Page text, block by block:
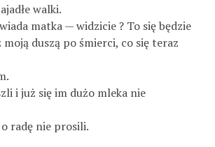
walki.
matka — widzicie ? To się będzie
moją duszą po śmierci, co się teraz
i już się im dużo mleka nie
radę nie prosili.